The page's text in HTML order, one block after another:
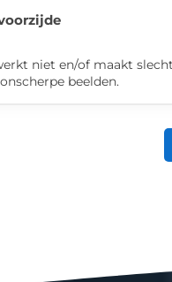
niet en/of maakt
beelden.